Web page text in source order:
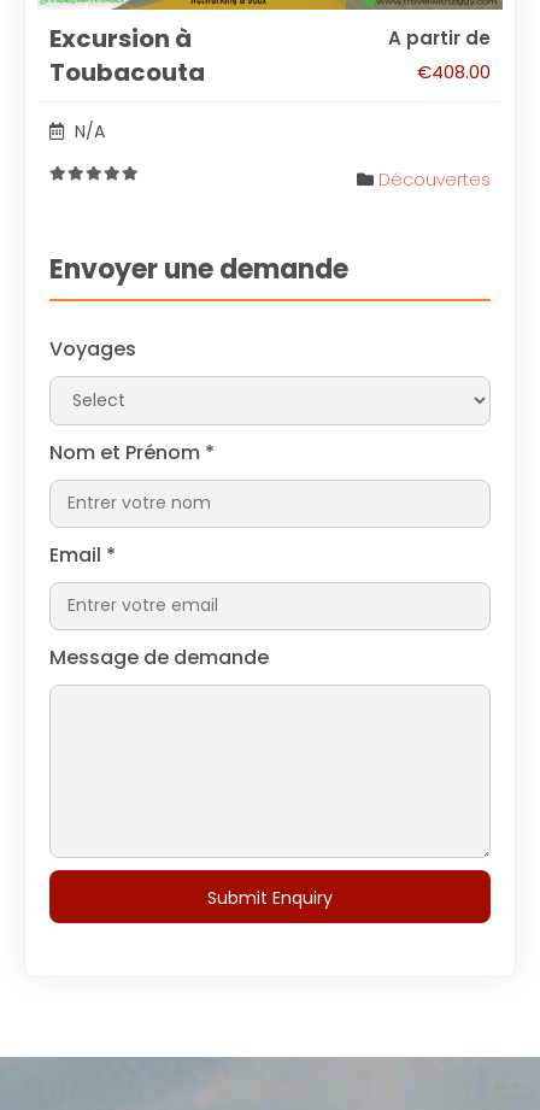
Excursion à
Toubacouta
A partir de
€408.00
N/A
Découvertes
Envoyer une demande
Voyages
Nom et Prénom *
Email *
Message de demande